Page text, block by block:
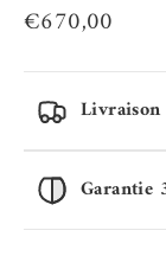
Prix de vente
€670,00
Garantie